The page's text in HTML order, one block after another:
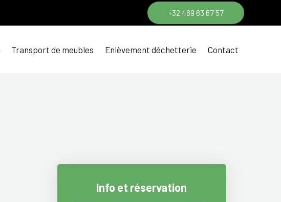
+32 489 63 67 57
Transport de meubles Enlèvement déchetterie Contact
Info et réservation